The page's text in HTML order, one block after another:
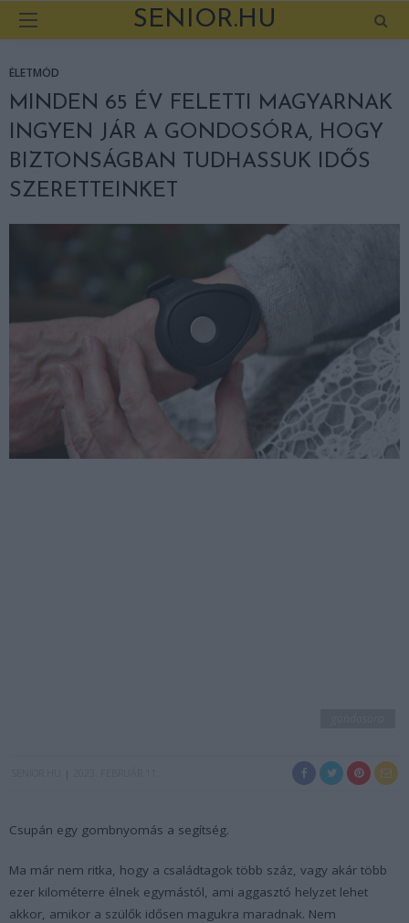
SENIOR.HU
ÉLETMÓD
MINDEN 65 ÉV FELETTI MAGYARNAK
INGYEN JÁR A GONDOSÓRA, HOGY
BIZTONSÁGBAN TUDHASSUK IDŐS
SZERETTEINKET
Csupán egy gombnyomás a segítség.
Ma már nem ritka, hogy a családtagok több száz, vagy akár több
ezer kilométerre élnek egymástól, ami aggasztó helyzet lehet
akkor, amikor a szülők idősen magukra maradnak. Nem